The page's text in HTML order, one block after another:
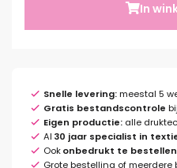
In
Snelle levering:meestal 5
Gratis bestandscontrole
Eigen productie: alle
Al 30 jaar specialist in
Ookonbedrukt te bestellen
Grote bestelling of meerdere